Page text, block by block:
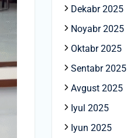
Dekabr 2025
Noyabr 2025
Oktabr 2025
Sentabr 2025
Avgust 2025
Iyul 2025
Iyun 2025